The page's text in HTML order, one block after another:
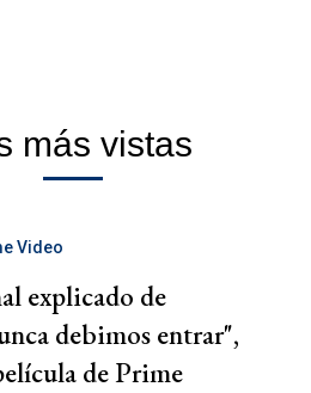
más vistas
Video
explicado de
debimos entrar",
de Prime